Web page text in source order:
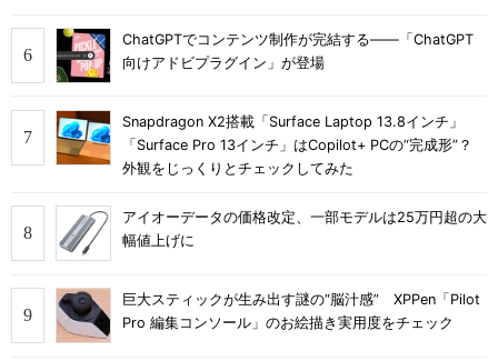
ChatGPTでコンテンツ制作が完結する――「ChatGPT
向けアドビプラグイン」が登場
Snapdragon X2搭載「Surface Laptop 13.8インチ」
「Surface Pro 13インチ」はCopilot+ PCの“完成形”？
外観をじっくりとチェックしてみた
アイオーデータの価格改定、一部モデルは25万円超の大
幅値上げに
巨大スティックが生み出す謎の“脳汁感” XPPen「Pilot
Pro 編集コンソール」のお絵描き実用度をチェック